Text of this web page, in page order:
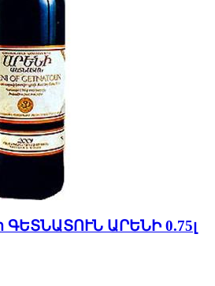
ԳԵՏՆԱՏՈՒՆ ԱՐԵՆԻ 0.75լ